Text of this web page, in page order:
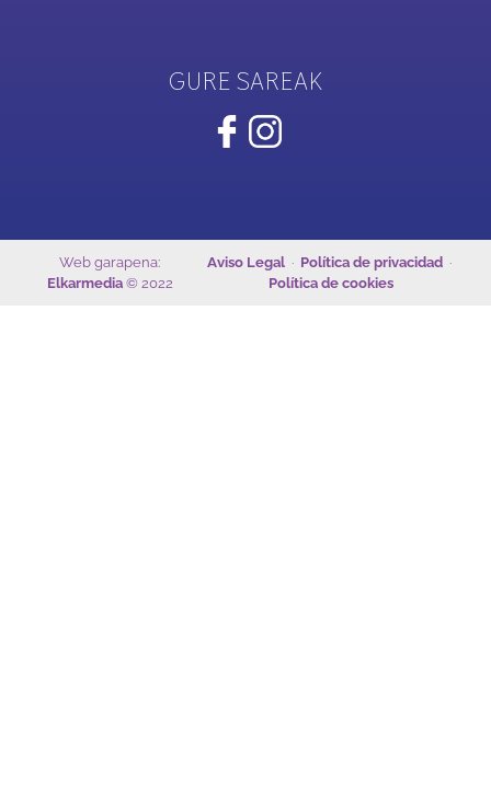
GURE SAREAK
Web garapena:
Elkarmedia© 2022
Aviso Legal· Política de privacidad·
Política de cookies